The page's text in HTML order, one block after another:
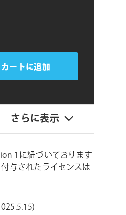
カートに追加
さらに表示
1に紐づいております
与されたライセンスは